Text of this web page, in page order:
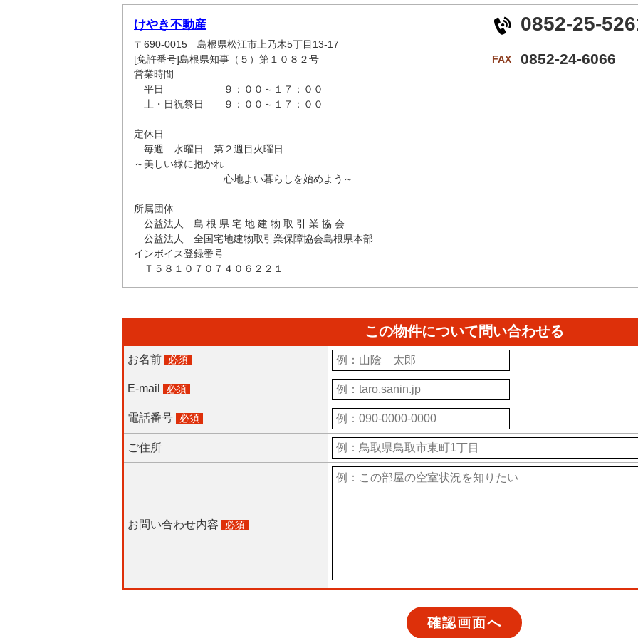
けやき不動産
〒690-0015 島根県松江市上乃木5丁目13-17
[免許番号]島根県知事（５）第１０８２号
営業時間
平日 ９：００～１７：００
土・日祝祭日 ９：００～１７：００
定休日
毎週 水曜日 第２週目火曜日
～美しい緑に抱かれ
心地よい暮らしを始めよう～
所属団体
公益法人 島 根 県 宅 地 建 物 取 引 業 協 会
公益法人 全国宅地建物取引業保障協会島根県本部
インボイス登録番号
Ｔ５８１０７０７４０６２２１
0852-25-
FAX 0852-24-6066